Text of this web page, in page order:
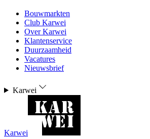
Bouwmarkten
Club Karwei
Over Karwei
Klantenservice
Duurzaamheid
Vacatures
Nieuwsbrief
Karwei
Karwei